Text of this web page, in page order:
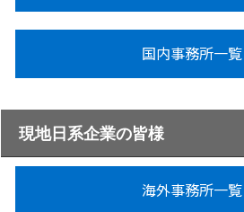
国内事務所一覧
現地日系企業の皆様
海外事務所一覧